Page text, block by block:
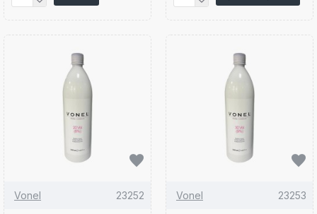
Vonel 23252 Vonel 23253